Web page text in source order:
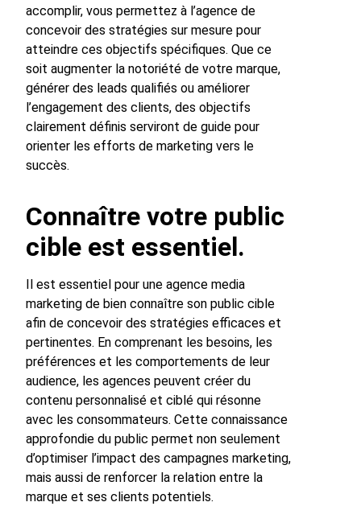
accomplir, vous permettez à l’agence de
concevoir des stratégies sur mesure pour
atteindre ces objectifs spécifiques. Que ce
soit augmenter la notoriété de votre marque,
générer des leads qualifiés ou améliorer
l’engagement des clients, des objectifs
clairement définis serviront de guide pour
orienter les efforts de marketing vers le
succès.
Connaître votre public
cible est essentiel.
Il est essentiel pour une agence media
marketing de bien connaître son public cible
afin de concevoir des stratégies efficaces et
pertinentes. En comprenant les besoins, les
préférences et les comportements de leur
audience, les agences peuvent créer du
contenu personnalisé et ciblé qui résonne
avec les consommateurs. Cette connaissance
approfondie du public permet non seulement
d’optimiser l’impact des campagnes marketing,
mais aussi de renforcer la relation entre la
marque et ses clients potentiels.